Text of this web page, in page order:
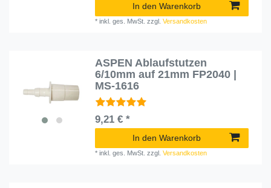
In den Warenkorb
*inkl. ges. MwSt. zzgl.Versandkosten
ASPEN Ablaufstutzen
6/10mm auf 21mm FP2040 |
MS-1616
9,21 € *
In den Warenkorb
*inkl. ges. MwSt. zzgl.Versandkosten